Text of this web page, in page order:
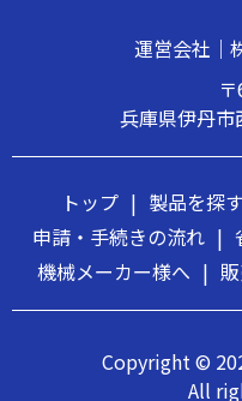
運営会社｜
兵庫県伊丹
トップ | 製品を探す
申請・手続きの流れ |
機械メーカー様へ |
Copyright ©
All